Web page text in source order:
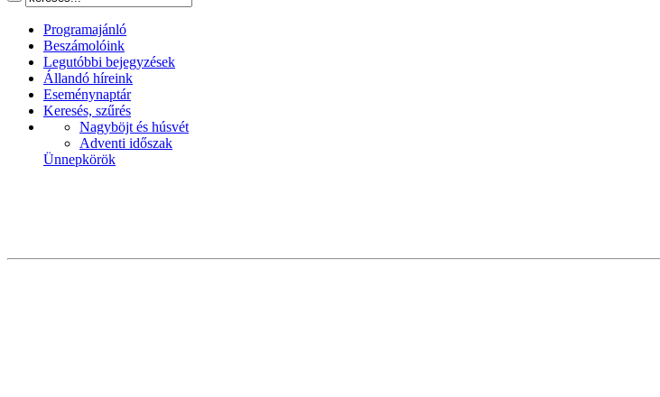
Programajánló
Beszámolóink
Legutóbbi bejegyzések
Állandó híreink
Eseménynaptár
Keresés, szűrés
Nagyböjt és húsvét
Adventi időszak
Ünnepkörök